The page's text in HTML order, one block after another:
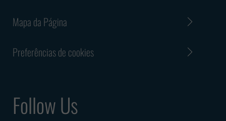
Mapa da Página
Preferências de cookies
Follow Us